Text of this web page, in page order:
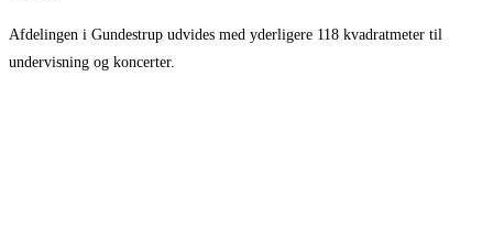
Afdelingen i Gundestrup udvides med yderligere 118 kvadratmeter til
undervisning og koncerter.